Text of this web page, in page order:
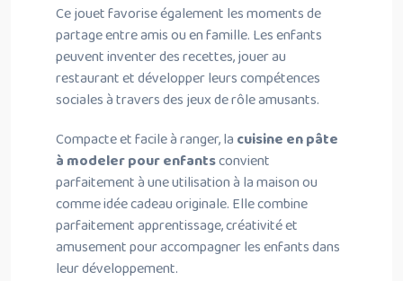
Ce jouet favorise également les moments de
partage entre amis ou en famille. Les enfants
peuvent inventer des recettes, jouer au
restaurant et développer leurs compétences
sociales à travers des jeux de rôle amusants.
Compacte et facile à ranger, la cuisine en pâte
à modeler pour enfantsconvient
parfaitement à une utilisation à la maison ou
comme idée cadeau originale. Elle combine
parfaitement apprentissage, créativité et
amusement pour accompagner les enfants dans
leur développement.